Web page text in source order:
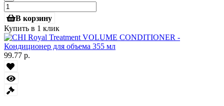
В корзину
Купить в 1 клик
99.77 р.